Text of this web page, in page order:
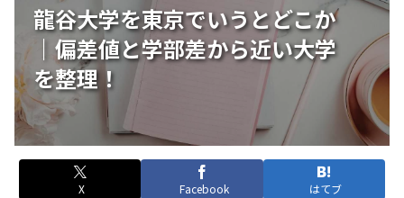
龍谷大学を東京でいうとどこか
｜偏差値と学部差から近い大学
を整理！
X Facebook はてブ